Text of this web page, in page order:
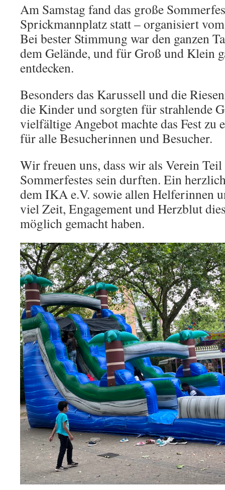
bei
Wetter
Am Samstag fand das große
Sprickmannplatz statt – organisiert
Bei bester Stimmung war den ganzen
dem Gelände, und für Groß und Klein
entdecken.
Besonders das Karussell und die
die Kinder und sorgten für strahlende
vielfältige Angebot machte das Fest zu
für alle Besucherinnen und Besucher.
Wir freuen uns, dass wir als Verein Teil
Sommerfestes sein durften. Ein
dem IKA e.V. sowie allen Helferinnen
viel Zeit, Engagement und Herzblut
möglich gemacht haben.